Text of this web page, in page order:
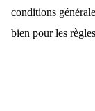
conditions
bien pour les